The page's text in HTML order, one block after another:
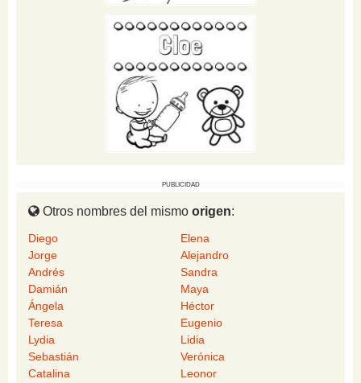
PUBLICIDAD
Otros nombres del mismo origen:
Diego
Elena
Jorge
Alejandro
Andrés
Sandra
Damián
Maya
Ángela
Héctor
Teresa
Eugenio
Lydia
Lidia
Sebastián
Verónica
Catalina
Leonor